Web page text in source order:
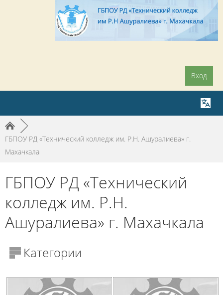
Вход
►
ГБПОУ РД «Технический колледж им. Р.Н. Ашуралиева» г.
Махачкала
ГБПОУ РД «Технический
колледж им. Р.Н.
Ашуралиева» г. Махачкала
Категории